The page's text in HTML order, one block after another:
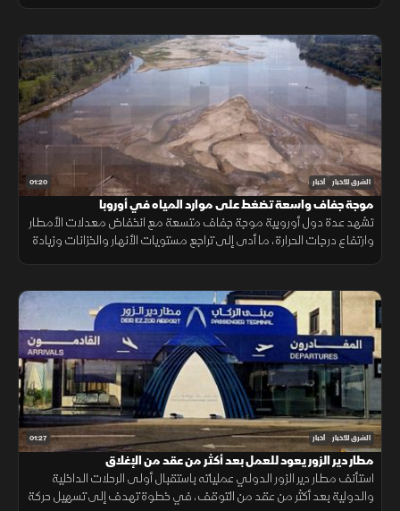
01:20 الشرق للأخبار أخبار
موجة جفاف واسعة تضغط على موارد المياه في أوروبا
تشهد عدة دول أوروبية موجة جفاف متسعة مع انخفاض معدلات الأمطار
وارتفاع درجات الحرارة، ما أدى إلى تراجع مستويات الأنهار والخزانات وزيادة
01:27 الشرق للأخبار أخبار
مطار دير الزور يعود للعمل بعد أكثر من عقد من الإغلاق
استأنف مطار دير الزور الدولي عملياته باستقبال أولى الرحلات الداخلية
والدولية بعد أكثر من عقد من التوقف، في خطوة تهدف إلى تسهيل حركة